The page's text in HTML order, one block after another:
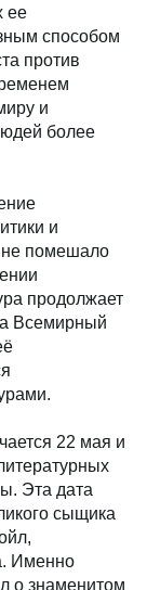
ее
способом
против
и
более
и
не помешало
продолжает
а Всемирный
22 мая и
Эта дата
сыщика
,
Именно
о знаменитом